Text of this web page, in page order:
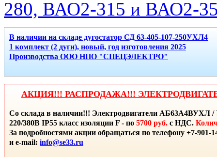
280, ВАО2-315 и ВАО2-
В наличии на складе дугостатор СД 63-405-107-250УХЛ4
1 комплект (2 дуги), новый, год изготовления 2025
Производства ООО НПО "СПЕЦЭЛЕКТРО"
АКЦИЯ!!! РАСПРОДАЖА!!!
Со склада в наличии!!! Электродвигатели АБ63А4ВУХЛ /
220/380В IP55 класс изоляции F - по 5700 руб. с НДС.
За подробностями акции обращаться по телефону +7-901-
и e-mail: info@se33.ru